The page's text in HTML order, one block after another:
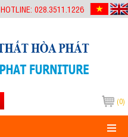
HOTLINE: 028.3511.1226
(0)